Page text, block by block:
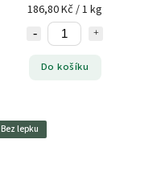
186,80 Kč / 1 kg
Do košíku
Bez lepku